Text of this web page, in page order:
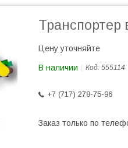
Транспортер
Цену уточняйте
В наличии Код: 555114
+7 (717) 278-75-96
Заказ только по